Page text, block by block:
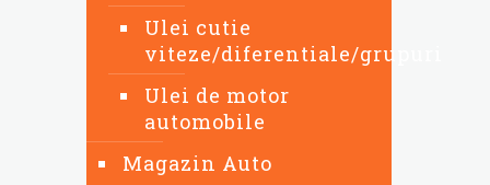
Ulei cutie
viteze/diferentiale/grupuri
Ulei de motor
automobile
Magazin Auto